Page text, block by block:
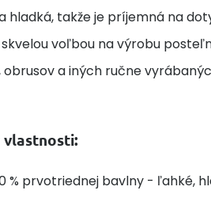
hladká, takže je príjemná na
voľbou na výrobu
obrusov a iných ručne
vlastnosti:
% prvotriednej bavlny - ľahké,